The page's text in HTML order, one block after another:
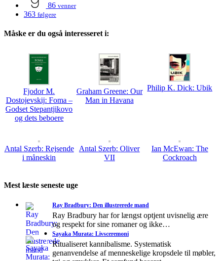
86 venner
363 følgere
Måske er du også interesseret i:
Fjodor M.
Dostojevskij: Foma –
Godset Stepantjikovo
og dets beboere
Graham Greene: Our
Man in Havana
Philip K. Dick: Ubik
Antal Szerb: Rejsende
i måneskin
Antal Szerb: Oliver
VII
Ian McEwan: The
Cockroach
Mest læste seneste uge
Ray Bradbury: Den illustrerede mand
Ray Bradbury har for længst optjent uvisnelig ære
og respekt for sine romaner og ikke…
Sayaka Murata: Livsceremoni
Ritualiseret kannibalisme. Systematisk
genanvendelse af menneskelige kropsdele til møbler,